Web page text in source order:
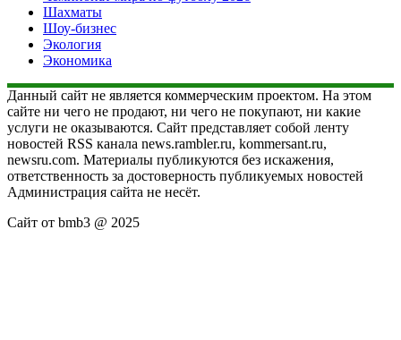
Шахматы
Шоу-бизнес
Экология
Экономика
Данный сайт не является коммерческим проектом. На этом
сайте ни чего не продают, ни чего не покупают, ни какие
услуги не оказываются. Сайт представляет собой ленту
новостей RSS канала news.rambler.ru, kommersant.ru,
newsru.com. Материалы публикуются без искажения,
ответственность за достоверность публикуемых новостей
Администрация сайта не несёт.
Сайт от bmb3 @ 2025